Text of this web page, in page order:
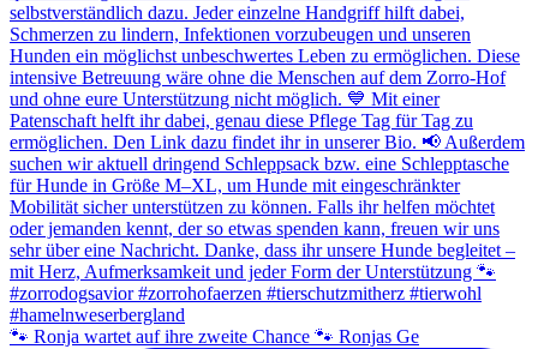
🐾 Ronja wartet auf ihre zweite Chance 🐾 Ronjas Ge